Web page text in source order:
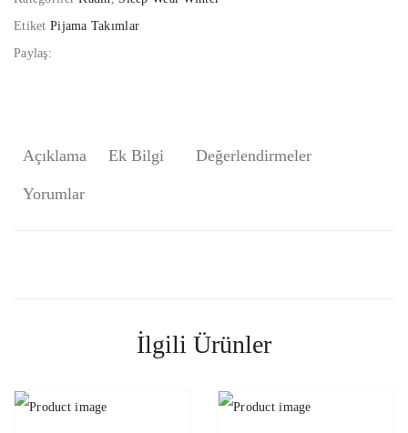
Etiket Pijama Takımlar
Paylaş:
Açıklama Ek Bilgi Değerlendirmeler
Yorumlar
İlgili Ürünler